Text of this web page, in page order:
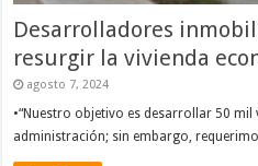
Desarrolladores
resurgir la vivienda
agosto 7, 2024
•“Nuestro objetivo es desarrollar 50
administración; sin embargo,